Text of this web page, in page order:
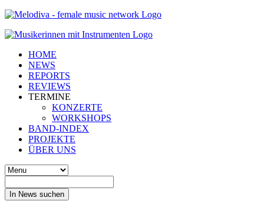
HOME
NEWS
REPORTS
REVIEWS
TERMINE
KONZERTE
WORKSHOPS
BAND-INDEX
PROJEKTE
ÜBER UNS
In News suchen